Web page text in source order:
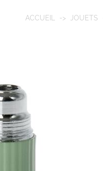
ACCUEIL JOUETS